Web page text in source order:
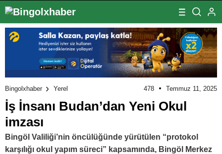
Bingolxhaber Yerel 478 Temmuz 11, 2025
İş İnsanı Budan’dan Yeni Okul
imzası
Bingöl Valiliği’nin öncülüğünde yürütülen “protokol
karşılığı okul yapım süreci” kapsamında, Bingöl Merkez